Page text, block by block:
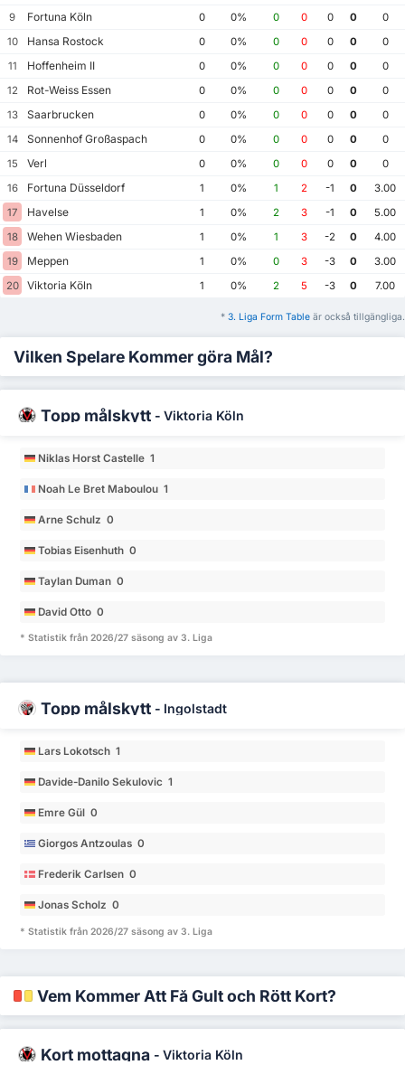
9
Fortuna Köln 0 0% 0 0 0 0
0
10
Hansa Rostock 0 0% 0 0 0 0
0
11
Hoffenheim II 0 0% 0 0 0 0
0
12
Rot-Weiss Essen 0 0% 0 0 0 0
0
13
Saarbrucken 0 0% 0 0 0 0
0
14
Sonnenhof Großaspach 0 0% 0 0 0 0
0
15
Verl 0 0% 0 0 0 0
0
16
Fortuna Düsseldorf 1 0% 1 2 -1 0
3.00
17
Havelse 1 0% 2 3 -1 0
5.00
18
Wehen Wiesbaden 1 0% 1 3 -2 0
4.00
19
Meppen 1 0% 0 3 -3 0
3.00
20
Viktoria Köln 1 0% 2 5 -3 0 7.00
* 3. Liga Form Table är också tillgängliga.
Vilken Spelare Kommer göra Mål?
Topp målskytt - Viktoria Köln
Niklas Horst Castelle 1
Noah Le Bret Maboulou 1
Arne Schulz 0
Tobias Eisenhuth 0
Taylan Duman 0
David Otto 0
* Statistik från 2026/27 säsong av 3. Liga
Topp målskytt - Ingolstadt
Lars Lokotsch 1
Davide-Danilo Sekulovic 1
Emre Gül 0
Giorgos Antzoulas 0
Frederik Carlsen 0
Jonas Scholz 0
* Statistik från 2026/27 säsong av 3. Liga
Vem Kommer Att Få Gult och Rött Kort?
Kort mottagna - Viktoria Köln